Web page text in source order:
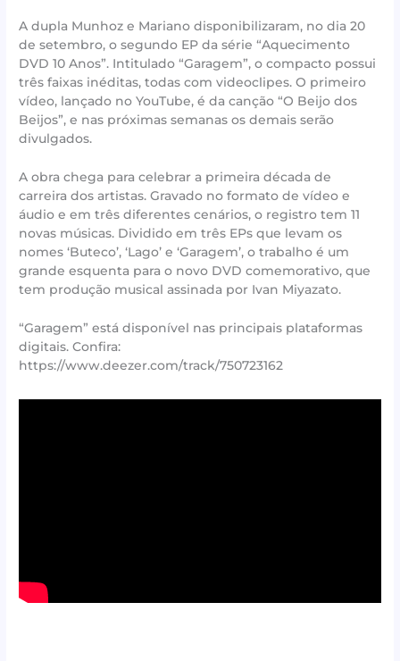
A dupla Munhoz e Mariano disponibilizaram, no dia 20
de setembro, o segundo EP da série “Aquecimento
DVD 10 Anos”. Intitulado “Garagem”, o compacto possui
três faixas inéditas, todas com videoclipes. O primeiro
vídeo, lançado no YouTube, é da canção “O Beijo dos
Beijos”, e nas próximas semanas os demais serão
divulgados.
A obra chega para celebrar a primeira década de
carreira dos artistas. Gravado no formato de vídeo e
áudio e em três diferentes cenários, o registro tem 11
novas músicas. Dividido em três EPs que levam os
nomes ‘Buteco’, ‘Lago’ e ‘Garagem’, o trabalho é um
grande esquenta para o novo DVD comemorativo, que
tem produção musical assinada por Ivan Miyazato.
“Garagem” está disponível nas principais plataformas
digitais. Confira:
https://www.deezer.com/track/750723162